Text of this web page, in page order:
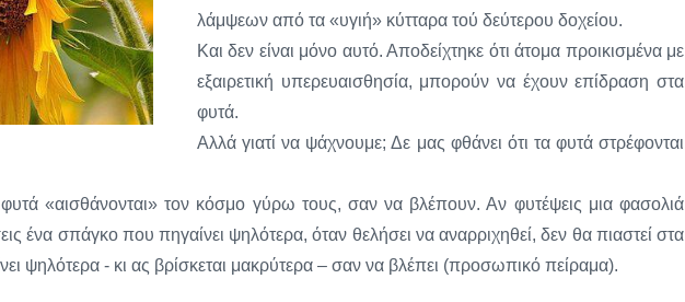
λάμψεων από τα «υγιή» κύτταρα τού δεύτερου δοχείου.
Και δεν είναι μόνο αυτό. Αποδείχτηκε ότι άτομα προικισμένα με
εξαιρετική υπερευαισθησία, μπορούν να έχουν επίδραση στα
φυτά.
Αλλά γιατί να ψάχνουμε; Δε μας φθάνει ότι τα φυτά στρέφονται
φυτά «αισθάνονται» τον κόσμο γύρω τους, σαν να βλέπουν. Αν φυτέψεις μια φασολιά
ένα σπάγκο που πηγαίνει ψηλότερα, όταν θελήσει να αναρριχηθεί, δεν θα πιαστεί στα
ψηλότερα - κι ας βρίσκεται μακρύτερα – σαν να βλέπει (προσωπικό πείραμα).